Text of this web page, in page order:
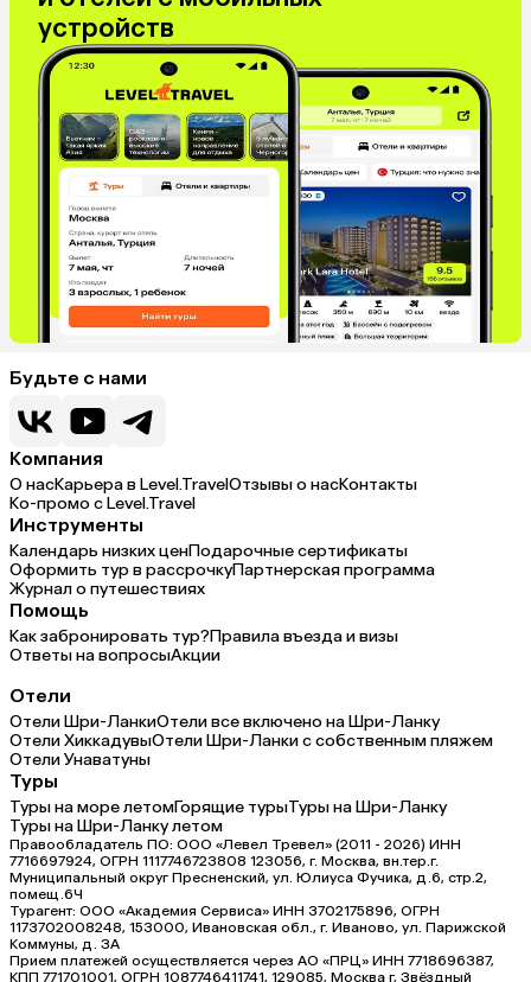
устройств
Будьте с нами
Компания
О насКарьера в Level.TravelОтзывы о насКонтакты
Ко-промо с Level.Travel
Инструменты
Календарь низких ценПодарочные сертификаты
Оформить тур в рассрочкуПартнерская программа
Журнал о путешествиях
Помощь
Как забронировать тур?Правила въезда и визы
Ответы на вопросыАкции
Отели
Отели Шри-ЛанкиОтели все включено на Шри-Ланку
Отели ХиккадувыОтели Шри-Ланки с собственным пляжем
Отели Унаватуны
Туры
Туры на море летомГорящие турыТуры на Шри-Ланку
Туры на Шри-Ланку летом
Правообладатель ПО: ООО «Левел Тревел» (2011 - 2026) ИНН
7716697924, ОГРН 1117746723808 123056, г. Москва, вн.тер.г.
Муниципальный округ Пресненский, ул. Юлиуса Фучика, д.6, стр.2,
помещ.6Ч
Турагент: ООО «Академия Сервиса» ИНН 3702175896, ОГРН
1173702008248, 153000, Ивановская обл., г. Иваново, ул. Парижской
Коммуны, д. ЗА
Прием платежей осуществляется через АО «ПРЦ» ИНН 7718696387,
КПП 771701001, ОГРН 1087746411741, 129085, Москва г, Звёздный